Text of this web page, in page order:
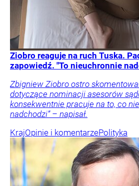
Ziobro reaguje na ruch Tuska.
zapowiedź. "To nieuchronnie
Zbigniew Ziobro ostro
dotyczące nominacji asesorów
konsekwentnie pracuje na to, co
nadchodzi” – napisał.
KrajOpinie i komentarzePolityka